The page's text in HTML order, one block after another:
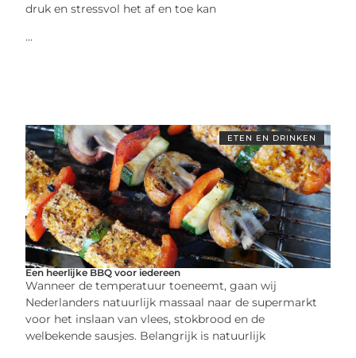
druk en stressvol het af en toe kan
...
ETEN EN DRINKEN
Een heerlijke BBQ voor iedereen
Wanneer de temperatuur toeneemt, gaan wij
Nederlanders natuurlijk massaal naar de supermarkt
voor het inslaan van vlees, stokbrood en de
welbekende sausjes. Belangrijk is natuurlijk